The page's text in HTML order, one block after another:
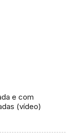
e com
(vídeo)